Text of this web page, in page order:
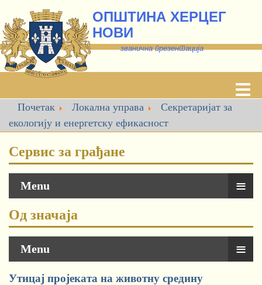
ОПШТИНА ХЕРЦЕГ
НОВИ
званична презентација
Почетак Локална управа
Секретаријат за
екологију и енергетску ефикасност
Сервис за грађане
Menu ≡
Од значаја
Menu ≡
Утицај пројеката на животну средину